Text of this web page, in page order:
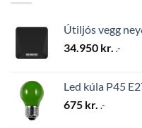
Útiljós vegg
34.950 kr. .-
Led kúla P45
675 kr. .-